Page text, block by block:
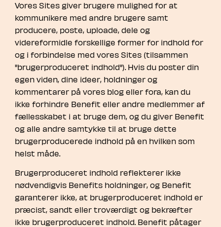
Vores Sites giver brugere mulighed for at
kommunikere med andre brugere samt
producere, poste, uploade, dele og
videreformidle forskellige former for indhold for
og i forbindelse med vores Sites (tilsammen
"brugerproduceret indhold"). Hvis du poster din
egen viden, dine ideer, holdninger og
kommentarer på vores blog eller fora, kan du
ikke forhindre Benefit eller andre medlemmer af
fællesskabet i at bruge dem, og du giver Benefit
og alle andre samtykke til at bruge dette
brugerproducerede indhold på en hvilken som
helst måde.
Brugerproduceret indhold reflekterer ikke
nødvendigvis Benefits holdninger, og Benefit
garanterer ikke, at brugerproduceret indhold er
præcist, sandt eller troværdigt og bekræfter
ikke brugerproduceret indhold. Benefit påtager